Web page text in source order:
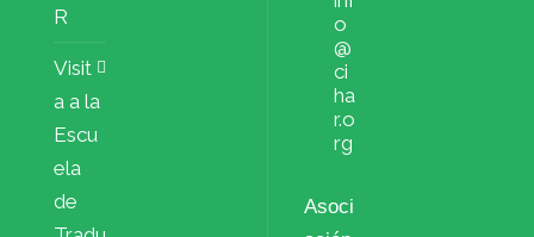
R
Visit
a a la
Escu
ela
de
o
@
ci
ha
r.o
rg
Asoci